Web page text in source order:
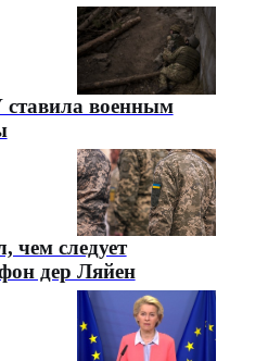
военным
чем следует
дер Ляйен